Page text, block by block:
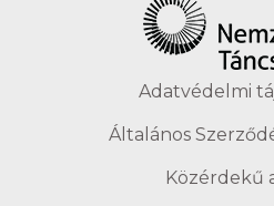
Adatvédelmi
Általános
Közérdekű